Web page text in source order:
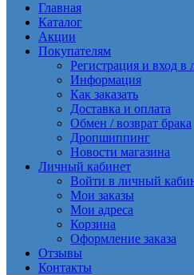
Главная
Каталог
Акции
Покупателям
Регистрация и вход в
Информация
Как заказать
Доставка и оплата
Обмен / возврат брака
Дропшиппинг
Новости магазина
Личный кабинет
Войти в личный
Мои заказы
Мои адреса
Корзина
Оформление заказа
Отзывы
Контакты